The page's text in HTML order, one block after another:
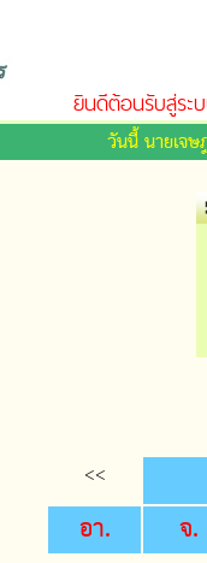
ยินดีต้อนรับสู่ระบ
วันนี้ นายเจษ
<<
อา. จ.